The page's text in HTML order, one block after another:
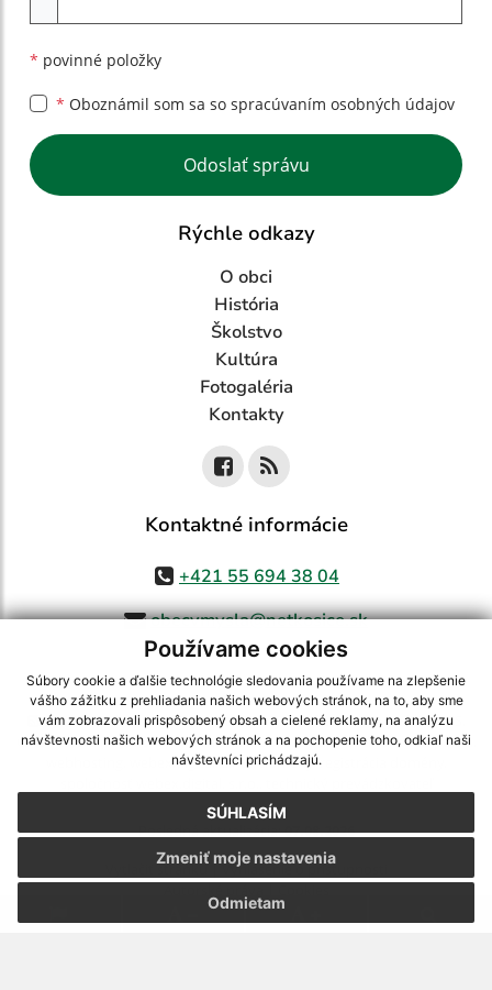
Používame cookies
Súbory cookie a ďalšie technológie sledovania používame na zlepšenie
vášho zážitku z prehliadania našich webových stránok, na to, aby sme
vám zobrazovali prispôsobený obsah a cielené reklamy, na analýzu
návštevnosti našich webových stránok a na pochopenie toho, odkiaľ naši
návštevníci prichádzajú.
SÚHLASÍM
Odmietam
Zmeniť moje nastavenia
* povinné položky
* Oboznámil som sa so spracúvaním osobných údajov
Google reCaptcha Response
Odoslať správu
Rýchle odkazy
O obci
História
Školstvo
Kultúra
Fotogaléria
Kontakty
Kontaktné informácie
+421 55 694 38 04
obecvmysla@netkosice.sk
využite možnosť získavania aktuálnych informácií s využitím RSS
CMS systém (redakčný) systém ECHELON 2,Mapa stránok,web portál
webex.digital, s.r.o.,domény,registrácia domény
Posledná aktualizácia:07.08.2026
Vytlačiť stránku|Vyhlásenie o prístupnosti